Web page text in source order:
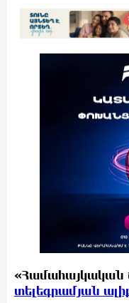
տելեգրամյան